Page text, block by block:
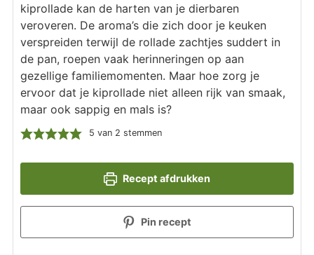
kiprollade kan de harten van je dierbaren
veroveren. De aroma’s die zich door je keuken
verspreiden terwijl de rollade zachtjes suddert in
de pan, roepen vaak herinneringen op aan
gezellige familiemomenten. Maar hoe zorg je
ervoor dat je kiprollade niet alleen rijk van smaak,
maar ook sappig en mals is?
5 van 2 stemmen
Recept afdrukken
Pin recept